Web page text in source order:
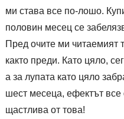
ми става все по-лошо.
половин месец се
Пред очите ми читаемият
както преди. Като цяло,
а за лупата като цяло
шест месеца, ефектът
щастлива от това!